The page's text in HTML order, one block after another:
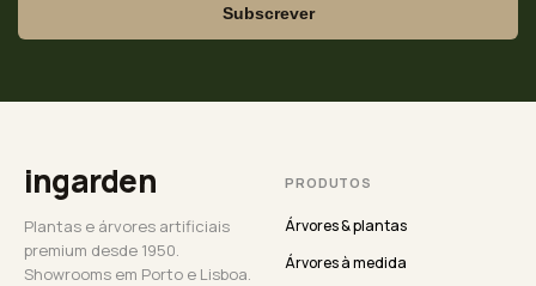
Subscrever
ingarden
Plantas e árvores artificiais
premium desde 1950.
Showrooms em Porto e Lisboa.
PRODUTOS
Árvores & plantas
Árvores à medida